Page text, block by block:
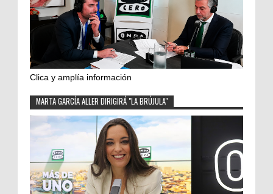
Clica y amplía información
MARTA GARCÍA ALLER DIRIGIRÁ "LA BRÚJULA"